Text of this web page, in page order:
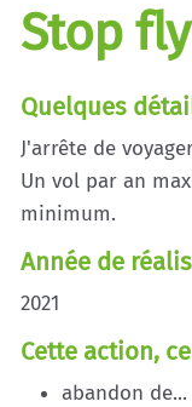
Stop
Quelques
J'arrête de
Un vol par an
minimum.
Année de
2021
Cette action,
abandon de...